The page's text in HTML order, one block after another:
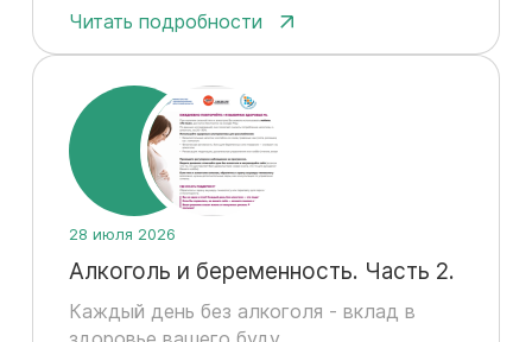
Читать подробности
28 июля 2026
Алкоголь и беременность. Часть 2.
Каждый день без алкоголя - вклад в